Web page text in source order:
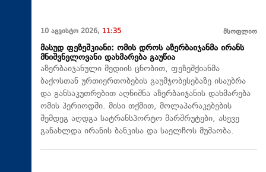
10 აგვისტო 2026, 11:35 მსოფლიო
მასუდ ფეზეშკიანი: ომის დროს აზერბაიჯანმა ირანს
მნიშვნელოვანი დახმარება გაუწია
აზერბაიჯანული მედიის ცნობით, ფეზეშქიანმა
ბაქოსთან ურთიერთობების გაუმჯობესებაზე ისაუბრა
და განსაკუთრებით აღნიშნა აზერბაიჯანის დახმარება
ომის პერიოდში. მისი თქმით, მოლაპარაკებების
შემდეგ აღდგა სატრანსპორტო მარშრუტები, ასევე
განახლდა ირანის ბანკისა და საელჩოს მუშაობა.